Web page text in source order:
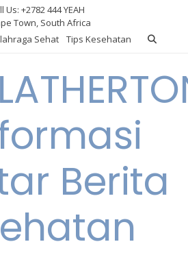
Us: +2782 444 YEAH
Town, South Africa
Sehat Tips Kesehatan
Berita